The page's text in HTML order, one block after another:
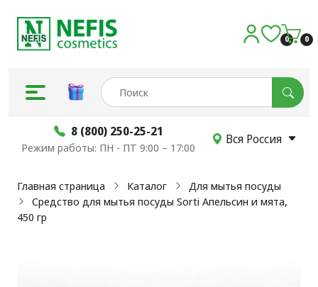
0 0
8 (800) 250-25-21
Режим работы: ПН - ПТ 9:00 – 17:00
Вся Россия
Главная страница Каталог
Для мытья посуды
Средство для мытья посуды Sorti Апельсин и мята,
450 гр